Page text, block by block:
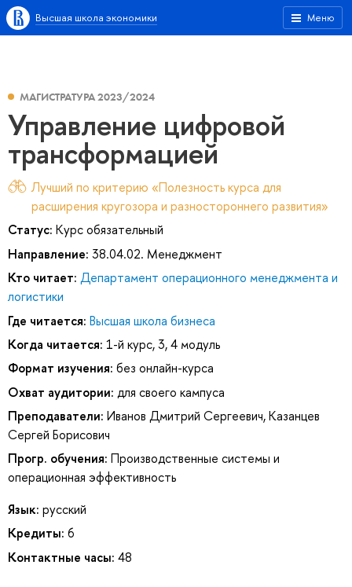
Меню
Высшая школа экономики
МАГИСТРАТУРА 2023/2024
Управление цифровой
трансформацией
Лучший по критерию «Полезность курса для
расширения кругозора и разностороннего развития»
Статус: Курс обязательный
Направление: 38.04.02. Менеджмент
Кто читает: Департамент операционного менеджмента и
логистики
Где читается: Высшая школа бизнеса
Когда читается: 1-й курс, 3, 4 модуль
Формат изучения: без онлайн-курса
Охват аудитории: для своего кампуса
Преподаватели: Иванов Дмитрий Сергеевич,Казанцев
Сергей Борисович
Прогр. обучения: Производственные системы и
операционная эффективность
Язык: русский
Кредиты: 6
Контактные часы: 48